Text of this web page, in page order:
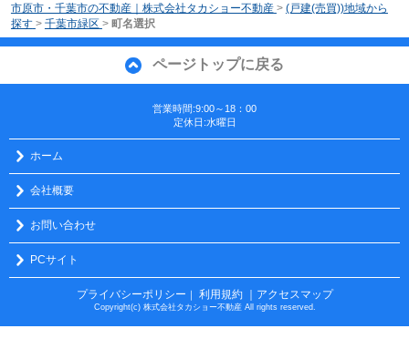
市原市・千葉市の不動産｜株式会社タカショー不動産 > (戸建(売買))地域から
探す > 千葉市緑区 > 町名選択
ページトップに戻る
営業時間:9:00～18：00
定休日:水曜日
ホーム
会社概要
お問い合わせ
PCサイト
プライバシーポリシー ｜ 利用規約 ｜アクセスマップ
Copyright(c) 株式会社タカショー不動産 All rights reserved.